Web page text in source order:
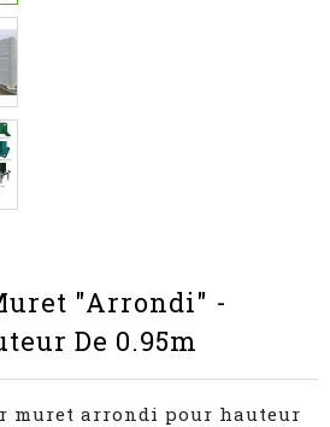
"Arrondi" -
De 0.95m
muret arrondi pour hauteur